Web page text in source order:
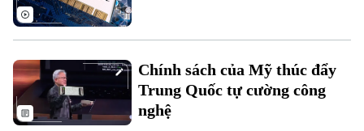
Chính sách của Mỹ thúc đẩy
Trung Quốc tự cường công
nghệ